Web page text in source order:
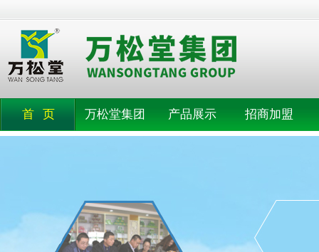
首 页 万松堂集团 产品展示 招商加盟